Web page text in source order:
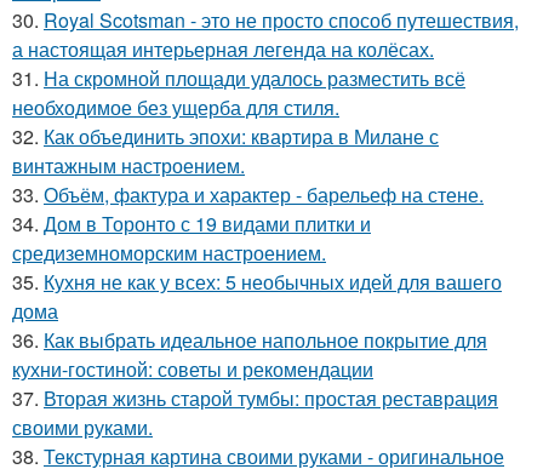
30. Royal Scotsman - это не просто способ путешествия,
а настоящая интерьерная легенда на колёсах.
31. На скромной площади удалось разместить всё
необходимое без ущерба для стиля.
32. Как объединить эпохи: квартира в Милане с
винтажным настроением.
33. Объём, фактура и характер - барельеф на стене.
34. Дом в Торонто с 19 видами плитки и
средиземноморским настроением.
35. Кухня не как у всех: 5 необычных идей для вашего
дома
36. Как выбрать идеальное напольное покрытие для
кухни-гостиной: советы и рекомендации
37. Вторая жизнь старой тумбы: простая реставрация
своими руками.
38. Текстурная картина своими руками - оригинальное